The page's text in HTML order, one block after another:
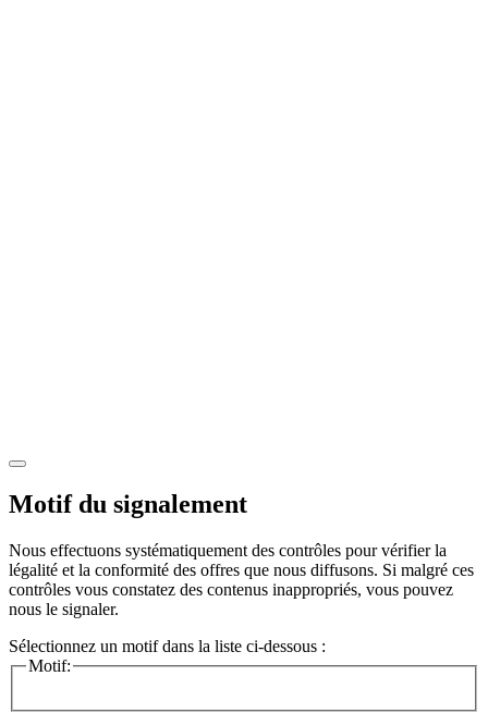
Motif du signalement
Nous effectuons systématiquement des contrôles pour vérifier la
légalité et la conformité des offres que nous diffusons. Si malgré ces
contrôles vous constatez des contenus inappropriés, vous pouvez
nous le signaler.
Sélectionnez un motif dans la liste ci-dessous :
Motif: